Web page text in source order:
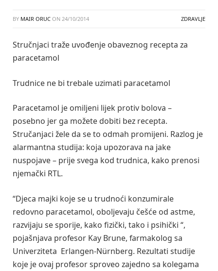
BY MAIR ORUC ON 24/10/2014 ZDRAVLJE
Stručnjaci traže uvođenje obaveznog recepta za
paracetamol
Trudnice ne bi trebale uzimati paracetamol
Paracetamol je omiljeni lijek protiv bolova –
posebno jer ga možete dobiti bez recepta.
Stručanjaci žele da se to odmah promijeni. Razlog je
alarmantna studija: koja upozorava na jake
nuspojave – prije svega kod trudnica, kako prenosi
njemački RTL.
“Djeca majki koje se u trudnoći konzumirale
redovno paracetamol, oboljevaju češće od astme,
razvijaju se sporije, kako fizički, tako i psihički “,
pojašnjava profesor Kay Brune, farmakolog sa
Univerziteta Erlangen-Nürnberg. Rezultati studije
koje je ovaj profesor sproveo zajedno sa kolegama